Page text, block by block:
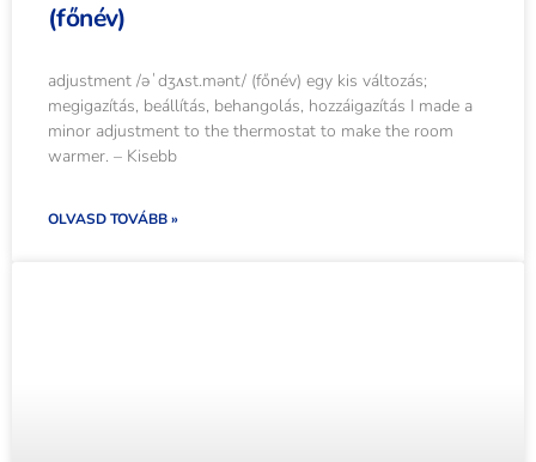
(főnév)
adjustment /əˈdʒʌst.mənt/ (főnév) egy kis változás;
megigazítás, beállítás, behangolás, hozzáigazítás I made a
minor adjustment to the thermostat to make the room
warmer. – Kisebb
OLVASD TOVÁBB »